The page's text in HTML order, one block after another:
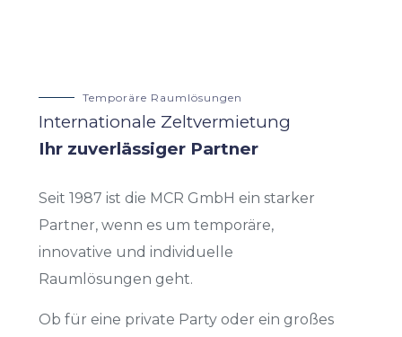
Temporäre Raumlösungen
Internationale Zeltvermietung
Ihr zuverlässiger Partner
Seit 1987 ist die MCR GmbH ein starker
Partner, wenn es um temporäre,
innovative und individuelle
Raumlösungen geht.
Ob für eine private Party oder ein großes